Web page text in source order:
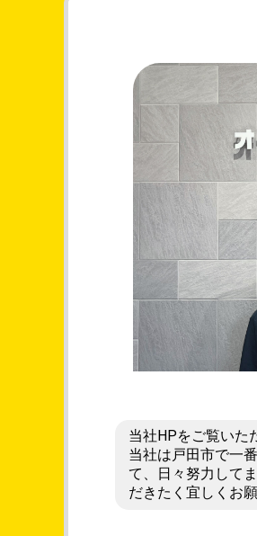
当社HPをご覧いた
当社は戸田市で一
て、日々努力して
だきたく宜しくお